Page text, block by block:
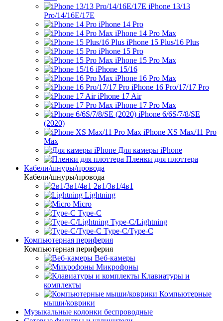
iPhone 13/13
Pro/14/16E/17E
iPhone 14 Pro
iPhone 14 Pro Max
iPhone 15 Plus/16 Plus
iPhone 15 Pro
iPhone 15 Pro Max
iPhone 15/16
iPhone 16 Pro Max
iPhone 16 Pro/17/17 Pro
iPhone 17 Air
iPhone 17 Pro Max
iPhone 6/6S/7/8/SE
(2020)
iPhone XS Max/11 Pro
Max
Для камеры iPhone
Пленки для плоттера
Кабели/шнуры/провода
Кабели/шнуры/провода
2в1/3в1/4в1
Lightning
Micro
Type-C
Type-C/Lightning
Type-C/Type-C
Компьютерная периферия
Компьютерная периферия
Веб-камеры
Микрофоны
Клавиатуры и
комплекты
Компьютерные
мыши/коврики
Музыкальные колонки беспроводные